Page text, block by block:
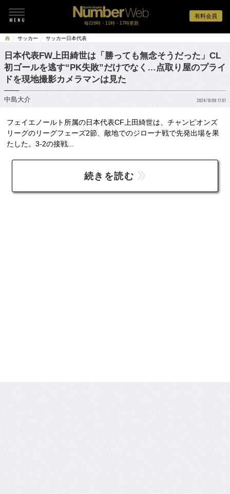
有料会員
毎日6時・11時・17時更新
サッカー サッカー日本代表
日本代表FW上田綺世は「勝っても無念そうだった」CL
初ゴールを逃す“PK失敗”だけでなく…点取り屋のプライ
ドを現地撮影カメラマンは見た
中島大介 2024/10/08 17:01
フェイエノールト所属の日本代表CF上田綺世は、チャンピオンズ
リーグのリーグフェーズ2節、敵地でのジローナ戦で先発出場を果
たした。3-2の接戦...
続きを読む